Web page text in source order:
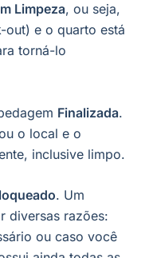
Limpeza, ou seja,
out) e o quarto está
torná-lo
Finalizada.
o local e o
inclusive limpo.
. Um
diversas razões:
ou caso você